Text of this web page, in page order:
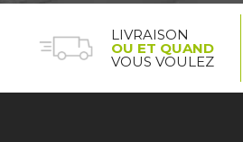
LIVRAISON
OU ET QUAND
VOUS VOULEZ